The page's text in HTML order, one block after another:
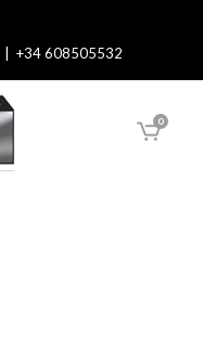
+34 608505532
0